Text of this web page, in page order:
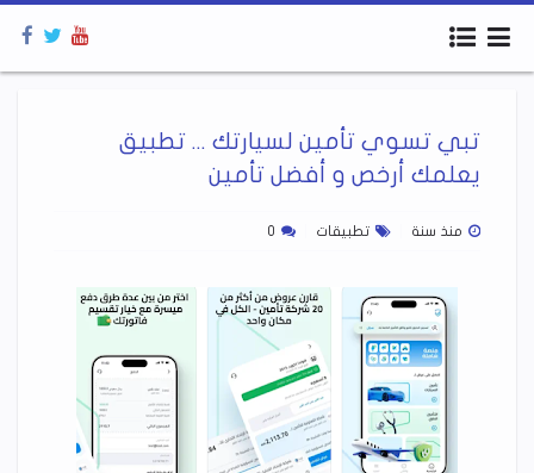
تبي تسوي تأمين لسيارتك ... تطبيق
يعلمك أرخص و أفضل تأمين
منذ سنة تطبيقات 0